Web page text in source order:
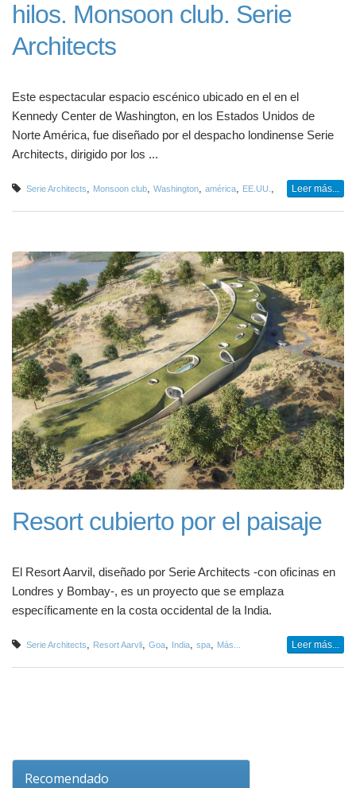
hilos. Monsoon club. Serie
Architects
Este espectacular espacio escénico ubicado en el en el
Kennedy Center de Washington, en los Estados Unidos de
Norte América, fue diseñado por el despacho londinense Serie
Architects, dirigido por los ...
Serie Architects, Monsoon club, Washington, américa, EE.UU. , Leer más...
Resort cubierto por el paisaje
El Resort Aarvil, diseñado por Serie Architects -con oficinas en
Londres y Bombay-, es un proyecto que se emplaza
específicamente en la costa occidental de la India.
Serie Architects, Resort Aarvli, Goa, India, spa, Más... Leer más...
Recomendado